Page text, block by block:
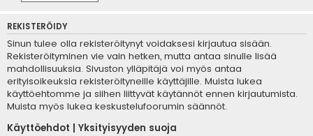
REKISTERÖIDY
Sinun tulee olla rekisteröitynyt voidaksesi kirjautua sisään.
Rekisteröityminen vie vain hetken, mutta antaa sinulle lisää
mahdollisuuksia. Sivuston ylläpitäjä voi myös antaa
erityisoikeuksia rekisteröityneille käyttäjille. Muista lukea
käyttöehtomme ja siihen liittyvät käytännöt ennen kirjautumista.
Muista myös lukea keskustelufoorumin säännöt.
Käyttöehdot
Yksityisyyden suoja